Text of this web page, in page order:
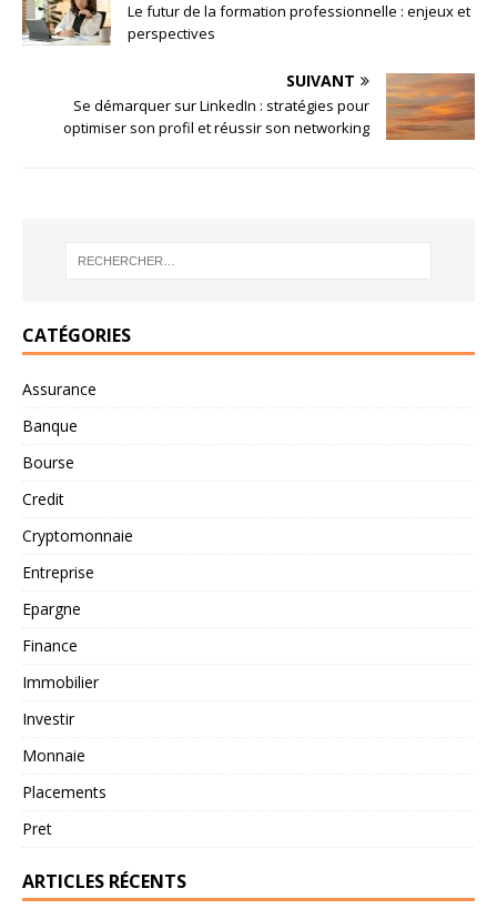
Le futur de la formation professionnelle : enjeux et
perspectives
SUIVANT
Se démarquer sur LinkedIn : stratégies pour
optimiser son profil et réussir son networking
CATÉGORIES
Assurance
Banque
Bourse
Credit
Cryptomonnaie
Entreprise
Epargne
Finance
Immobilier
Investir
Monnaie
Placements
Pret
ARTICLES RÉCENTS